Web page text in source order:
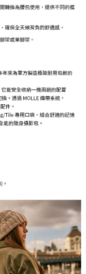
。若發現惡意使用之情形，
度並採取法律行動。